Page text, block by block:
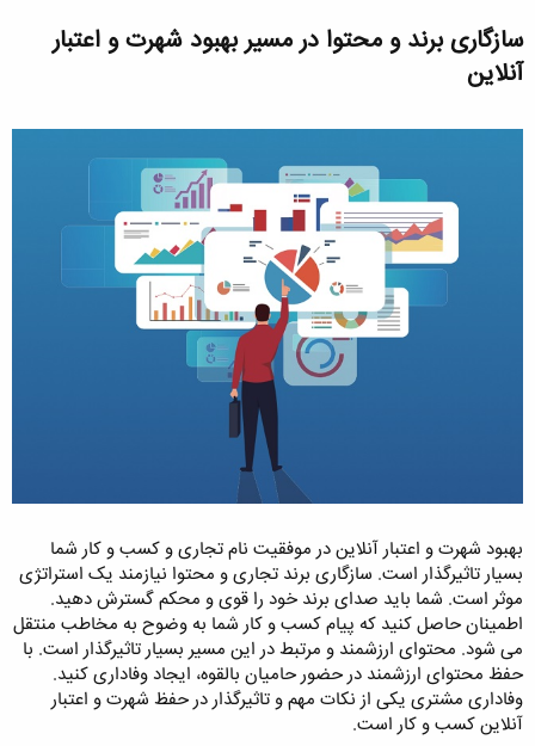
سازگاری برند و محتوا در مسیر بهبود شهرت و اعتبار
آنلاین​
بهبود شهرت و اعتبار آنلاین در موفقیت نام تجاری و کسب و کار شما
بسیار تاثیرگذار است. سازگاری برند تجاری و محتوا نیازمند یک استراتژی
موثر است. شما باید صدای برند خود را قوی و محکم گسترش دهید.
اطمینان حاصل کنید که پیام کسب و کار شما به وضوح به مخاطب منتقل
می شود. محتوای ارزشمند و مرتبط در این مسیر بسیار تاثیرگذار است. با
حفظ محتوای ارزشمند در حضور حامیان بالقوه، ایجاد وفاداری کنید.
وفاداری مشتری یکی از نکات مهم و تاثیرگذار در حفظ شهرت و اعتبار
آنلاین کسب و کار است.